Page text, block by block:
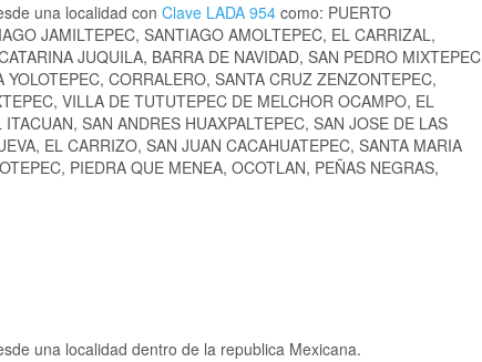
una localidad con Clave LADA 954 como: PUERTO
JAMILTEPEC, SANTIAGO AMOLTEPEC, EL CARRIZAL,
JUQUILA, BARRA DE NAVIDAD, SAN PEDRO MIXTEPEC
CORRALERO, SANTA CRUZ ZENZONTEPEC,
VILLA DE TUTUTEPEC DE MELCHOR OCAMPO, EL
SAN ANDRES HUAXPALTEPEC, SAN JOSE DE LAS
EL CARRIZO, SAN JUAN CACAHUATEPEC, SANTA MARIA
PIEDRA QUE MENEA, OCOTLAN, PEÑAS NEGRAS,
una localidad dentro de la republica Mexicana.